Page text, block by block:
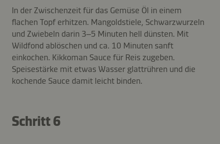
In der Zwischenzeit für das Gemüse Öl in einem
flachen Topf erhitzen. Mangoldstiele, Schwarzwurzeln
und Zwiebeln darin 3–5 Minuten hell dünsten. Mit
Wildfond ablöschen und ca. 10 Minuten sanft
einkochen. Kikkoman Sauce für Reis zugeben.
Speisestärke mit etwas Wasser glattrühren und die
kochende Sauce damit leicht binden.
Schritt 6